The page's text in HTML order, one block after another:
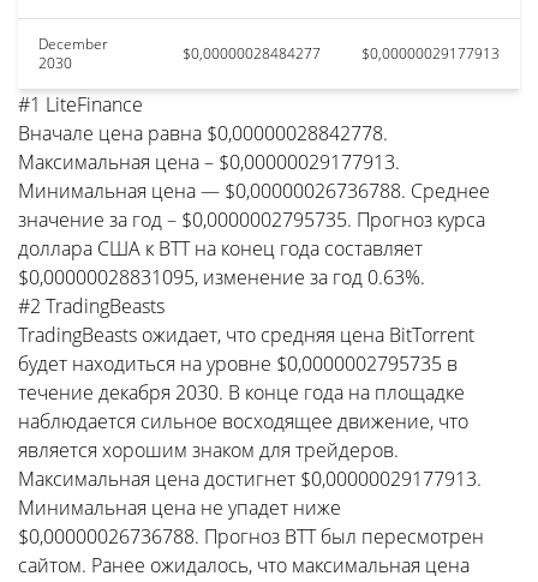
December
2030
$0,00000028484277 $0,00000029177913
#1 LiteFinance
Вначале цена равна $0,00000028842778.
Максимальная цена – $0,00000029177913.
Минимальная цена — $0,00000026736788. Среднее
значение за год – $0,0000002795735. Прогноз курса
доллара США к BTT на конец года составляет
$0,00000028831095, изменение за год 0.63%.
#2 TradingBeasts
TradingBeasts ожидает, что средняя цена BitTorrent
будет находиться на уровне $0,0000002795735 в
течение декабря 2030. В конце года на площадке
наблюдается сильное восходящее движение, что
является хорошим знаком для трейдеров.
Максимальная цена достигнет $0,00000029177913.
Минимальная цена не упадет ниже
$0,00000026736788. Прогноз BTT был пересмотрен
сайтом. Ранее ожидалось, что максимальная цена